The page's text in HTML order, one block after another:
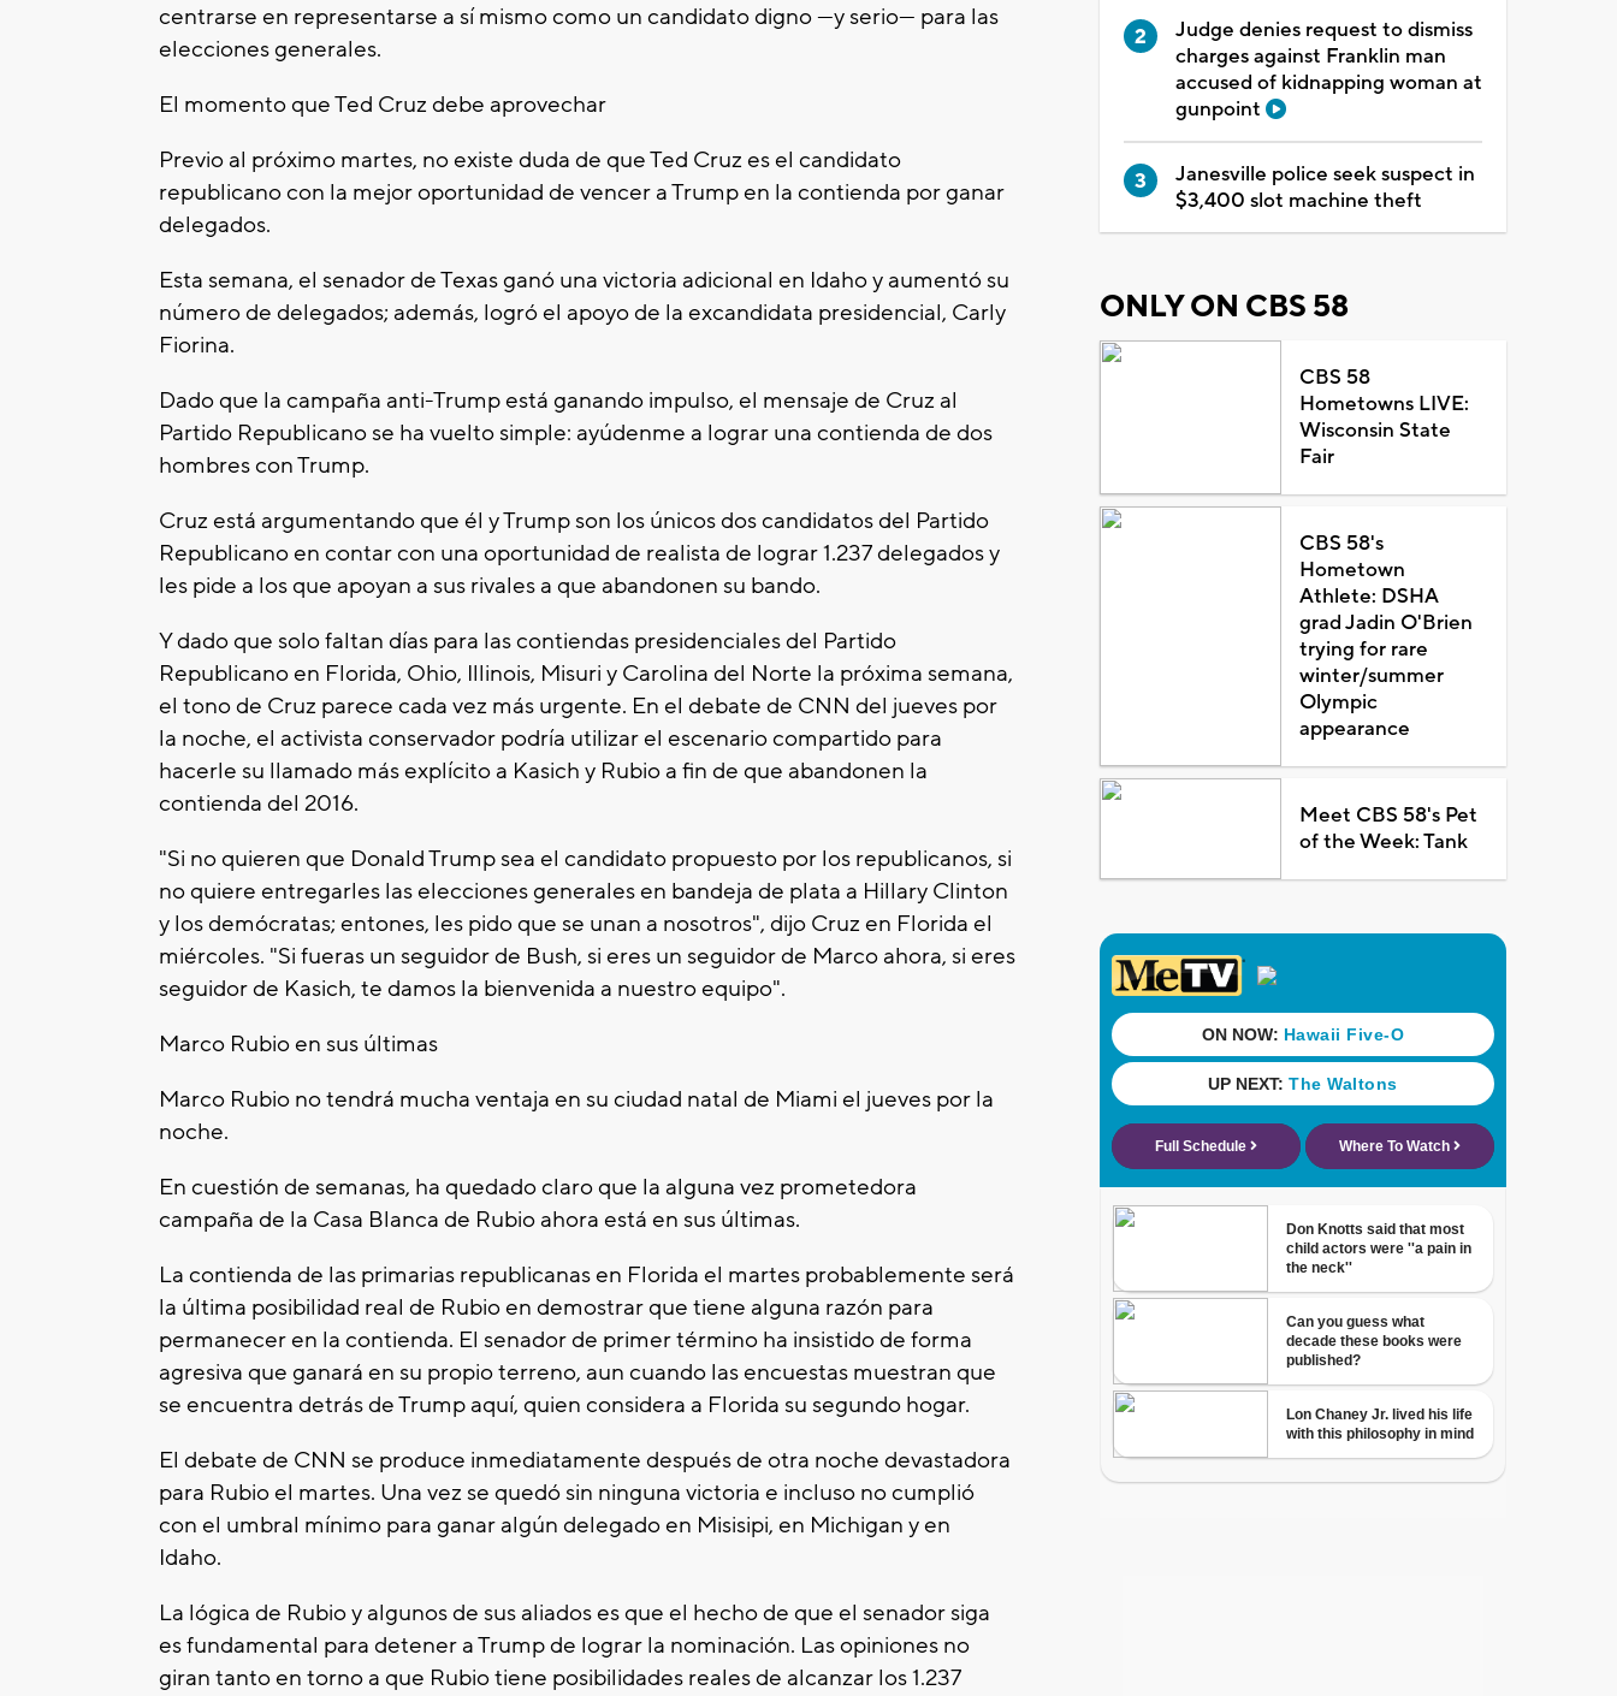
centrarse en representarse a sí mismo como un candidato digno —y serio— para las
elecciones generales.
El momento que Ted Cruz debe aprovechar
Previo al próximo martes, no existe duda de que Ted Cruz es el candidato
republicano con la mejor oportunidad de vencer a Trump en la contienda por ganar
delegados.
Esta semana, el senador de Texas ganó una victoria adicional en Idaho y aumentó su
número de delegados; además, logró el apoyo de la excandidata presidencial, Carly
Fiorina.
Dado que la campaña anti-Trump está ganando impulso, el mensaje de Cruz al
Partido Republicano se ha vuelto simple: ayúdenme a lograr una contienda de dos
hombres con Trump.
Cruz está argumentando que él y Trump son los únicos dos candidatos del Partido
Republicano en contar con una oportunidad de realista de lograr 1.237 delegados y
les pide a los que apoyan a sus rivales a que abandonen su bando.
Y dado que solo faltan días para las contiendas presidenciales del Partido
Republicano en Florida, Ohio, Illinois, Misuri y Carolina del Norte la próxima semana,
el tono de Cruz parece cada vez más urgente. En el debate de CNN del jueves por
la noche, el activista conservador podría utilizar el escenario compartido para
hacerle su llamado más explícito a Kasich y Rubio a fin de que abandonen la
contienda del 2016.
"Si no quieren que Donald Trump sea el candidato propuesto por los republicanos, si
no quiere entregarles las elecciones generales en bandeja de plata a Hillary Clinton
y los demócratas; entones, les pido que se unan a nosotros", dijo Cruz en Florida el
miércoles. "Si fueras un seguidor de Bush, si eres un seguidor de Marco ahora, si eres
seguidor de Kasich, te damos la bienvenida a nuestro equipo".
Marco Rubio en sus últimas
Marco Rubio no tendrá mucha ventaja en su ciudad natal de Miami el jueves por la
noche.
En cuestión de semanas, ha quedado claro que la alguna vez prometedora
campaña de la Casa Blanca de Rubio ahora está en sus últimas.
La contienda de las primarias republicanas en Florida el martes probablemente será
la última posibilidad real de Rubio en demostrar que tiene alguna razón para
permanecer en la contienda. El senador de primer término ha insistido de forma
agresiva que ganará en su propio terreno, aun cuando las encuestas muestran que
se encuentra detrás de Trump aquí, quien considera a Florida su segundo hogar.
El debate de CNN se produce inmediatamente después de otra noche devastadora
para Rubio el martes. Una vez se quedó sin ninguna victoria e incluso no cumplió
con el umbral mínimo para ganar algún delegado en Misisipi, en Michigan y en
Idaho.
La lógica de Rubio y algunos de sus aliados es que el hecho de que el senador siga
es fundamental para detener a Trump de lograr la nominación. Las opiniones no
giran tanto en torno a que Rubio tiene posibilidades reales de alcanzar los 1.237
Judge denies request to dismiss
charges against Franklin man
accused of kidnapping woman at
gunpoint
Janesville police seek suspect in
$3,400 slot machine theft
ONLY ON CBS 58
CBS 58
Hometowns LIVE:
Wisconsin State
Fair
CBS 58's
Hometown
Athlete: DSHA
grad Jadin O'Brien
trying for rare
winter/summer
Olympic
appearance
Meet CBS 58's Pet
of the Week: Tank